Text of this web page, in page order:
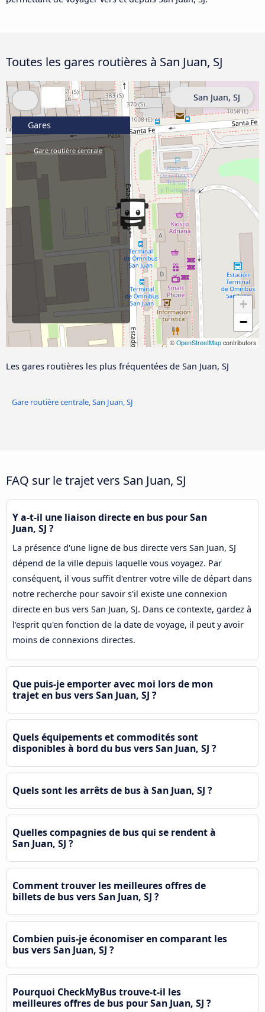
Toutes les gares routières à San Juan, SJ
+
−
©OpenStreetMap contributors
Gares
Gare routière centrale
San Juan, SJ
Les gares routières les plus fréquentées de San Juan, SJ
Gare routière centrale, San Juan, SJ
FAQ sur le trajet vers San Juan, SJ
Y a-t-il une liaison directe en bus pour San
Juan, SJ ?
La présence d'une ligne de bus directe vers San Juan, SJ
dépend de la ville depuis laquelle vous voyagez. Par
conséquent, il vous suffit d'entrer votre ville de départ dans
notre recherche pour savoir s'il existe une connexion
directe en bus vers San Juan, SJ. Dans ce contexte, gardez à
l'esprit qu'en fonction de la date de voyage, il peut y avoir
moins de connexions directes.
Que puis-je emporter avec moi lors de mon
trajet en bus vers San Juan, SJ ?
Quels équipements et commodités sont
disponibles à bord du bus vers San Juan, SJ ?
Quels sont les arrêts de bus à San Juan, SJ ?
Quelles compagnies de bus qui se rendent à
San Juan, SJ ?
Comment trouver les meilleures offres de
billets de bus vers San Juan, SJ ?
Combien puis-je économiser en comparant les
bus vers San Juan, SJ ?
Pourquoi CheckMyBus trouve-t-il les
meilleures offres de bus pour San Juan, SJ ?